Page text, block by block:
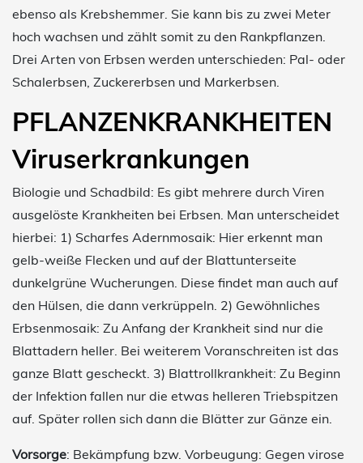
ebenso als Krebshemmer. Sie kann bis zu zwei Meter
hoch wachsen und zählt somit zu den Rankpflanzen.
Drei Arten von Erbsen werden unterschieden: Pal- oder
Schalerbsen, Zuckererbsen und Markerbsen.
PFLANZENKRANKHEITEN
Viruserkrankungen
Biologie und Schadbild: Es gibt mehrere durch Viren
ausgelöste Krankheiten bei Erbsen. Man unterscheidet
hierbei: 1) Scharfes Adernmosaik: Hier erkennt man
gelb-weiße Flecken und auf der Blattunterseite
dunkelgrüne Wucherungen. Diese findet man auch auf
den Hülsen, die dann verkrüppeln. 2) Gewöhnliches
Erbsenmosaik: Zu Anfang der Krankheit sind nur die
Blattadern heller. Bei weiterem Voranschreiten ist das
ganze Blatt gescheckt. 3) Blattrollkrankheit: Zu Beginn
der Infektion fallen nur die etwas helleren Triebspitzen
auf. Später rollen sich dann die Blätter zur Gänze ein.
Vorsorge: Bekämpfung bzw. Vorbeugung: Gegen virose